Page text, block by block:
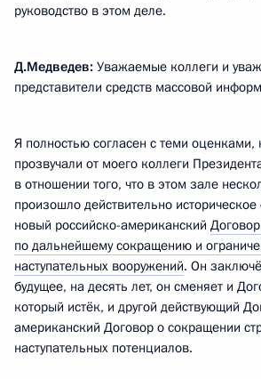
руководство в этом деле.
Д.Медведев: Уважаемые коллеги и
представители средств массовой
Я полностью согласен с теми оценками,
прозвучали от моего коллеги
в отношении того, что в этом зале
произошло действительно
новый российско-американский
по дальнейшему сокращению и
наступательных вооружений. Он
будущее, на десять лет, он сменяет и
который истёк, и другой действующий
американский Договор о сокращении
наступательных потенциалов.